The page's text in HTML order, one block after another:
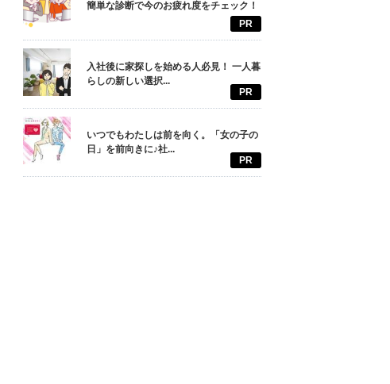
簡単な診断で今のお疲れ度をチェック！
PR
入社後に家探しを始める人必見！ 一人暮
らしの新しい選択...
PR
いつでもわたしは前を向く。「女の子の
日」を前向きに♪社...
PR